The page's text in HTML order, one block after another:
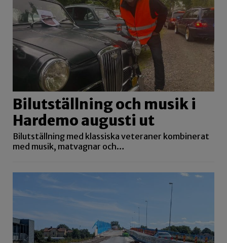
Bilutställning och musik i
Hardemo augusti ut
Bilutställning med klassiska veteraner kombinerat
med musik, matvagnar och…